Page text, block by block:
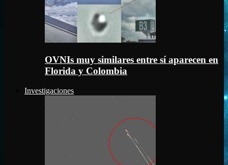
OVNIs muy similares entre sí aparecen en
Florida y Colombia
Investigaciones